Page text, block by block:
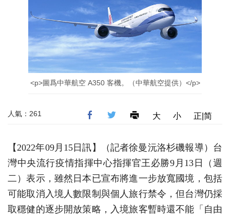
<p>圖爲中華航空 A350 客機。（中華航空提供）</p>
人氣：261 大 小 正|简
【2022年09月15日訊】（記者徐曼沅洛杉磯報導）台
灣中央流行疫情指揮中心指揮官王必勝9月13日（週
二）表示，雖然日本已宣布將進一步放寬國境，包括
可能取消入境人數限制與個人旅行禁令，但台灣仍採
取穩健的逐步開放策略，入境旅客暫時還不能「自由